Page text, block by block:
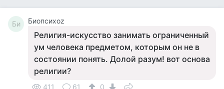
Би Биопсихоz
Религия-искусство занимать ограниченный
ум человека предметом, которым он не в
состоянии понять. Долой разум! вот основа
религии?
411 61 0